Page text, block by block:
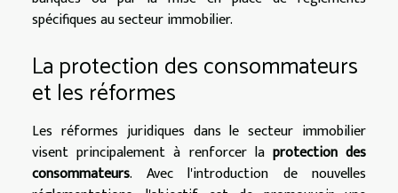
spécifiques au secteur immobilier.
La protection des consommateurs
et les réformes
Les réformes juridiques dans le secteur immobilier
visent principalement à renforcer la protection des
consommateurs. Avec l'introduction de nouvelles